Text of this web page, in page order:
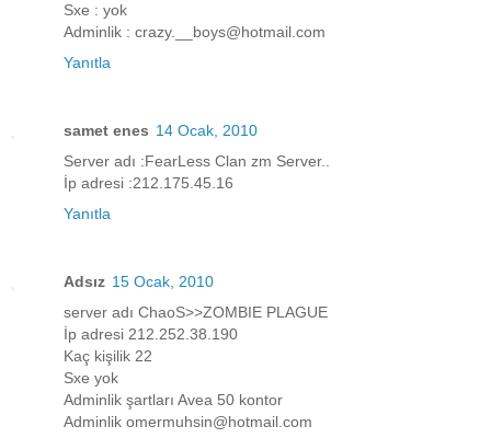
Sxe : yok
Adminlik : crazy.__boys@hotmail.com
Yanıtla
samet enes 14 Ocak, 2010
Server adı :FearLess Clan zm Server..
İp adresi :212.175.45.16
Yanıtla
Adsız 15 Ocak, 2010
server adı ChaoS>>ZOMBIE PLAGUE
İp adresi 212.252.38.190
Kaç kişilik 22
Sxe yok
Adminlik şartları Avea 50 kontor
Adminlik omermuhsin@hotmail.com